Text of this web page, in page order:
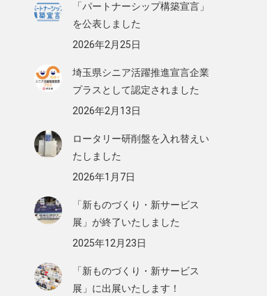
「パートナーシップ構築宣言」
を公表しました
2026年2月25日
埼玉県シニア活躍推進宣言企業
プラスとして認定されました
2026年2月13日
ロータリー研削盤を入れ替えい
たしました
2026年1月7日
「新ものづくり・新サービス
展」が終了いたしました
2025年12月23日
「新ものづくり・新サービス
展」に出展いたします！